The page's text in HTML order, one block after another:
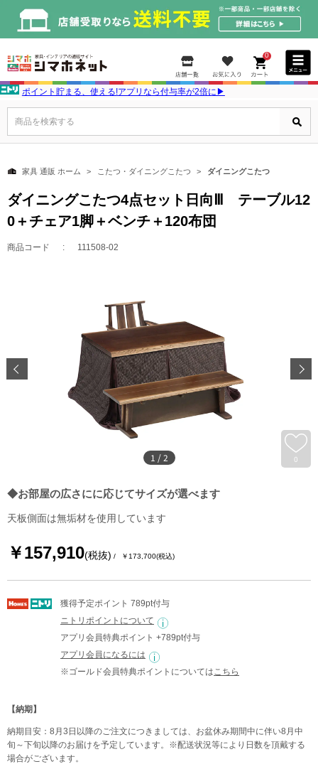
0
ポイント貯まる、使える!アプリなら付与率が2倍に▶
商品を検索する
家具 通販 ホーム こたつ・ダイニングこたつ ダイニングこたつ
ダイニングこたつ4点セット日向Ⅲ テーブル12
0＋チェア1脚＋ベンチ＋120布団
商品コード 111508-02
0
1 /2
◆お部屋の広さにに応じてサイズが選べます
天板側面は無垢材を使用しています
￥157,910(税抜) ￥173,700(税込)
獲得予定ポイント 789pt付与
ニトリポイントについて
アプリ会員特典ポイント +789pt付与
アプリ会員になるには
※ゴールド会員特典ポイントについては こちら
【納期】
納期目安：8月3日以降のご注文につきましては、お盆休み期間中に伴い8月中
旬～下旬以降のお届けを予定しています。※配送状況等により日数を頂戴する
場合がございます。